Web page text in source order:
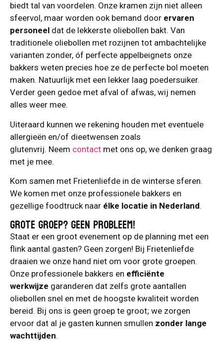
biedt tal van voordelen. Onze kramen zijn niet alleen
sfeervol, maar worden ook bemand door ervaren
personeel dat de lekkerste oliebollen bakt. Van
traditionele oliebollen met rozijnen tot ambachtelijke
varianten zonder, óf perfecte appelbeignets onze
bakkers weten precies hoe ze de perfecte bol moeten
maken. Natuurlijk met een lekker laag poedersuiker.
Verder geen gedoe met afval of afwas, wij nemen
alles weer mee.
Uiteraard kunnen we rekening houden met eventuele
allergieën en/of dieetwensen zoals
glutenvrij. Neem contact met ons op, we denken graag
met je mee.
Kom samen met Frietenliefde in de winterse sferen.
We komen met onze professionele bakkers en
gezellige foodtruck naar élke locatie in Nederland.
GROTE GROEP? GEEN PROBLEEM!
Staat er een groot evenement op de planning met een
flink aantal gasten? Geen zorgen! Bij Frietenliefde
draaien we onze hand niet om voor grote groepen.
Onze professionele bakkers en efficiënte
werkwijze garanderen dat zelfs grote aantallen
oliebollen snel en met de hoogste kwaliteit worden
bereid. Bij ons is geen groep te groot; we zorgen
ervoor dat al je gasten kunnen smullen zonder lange
wachttijden.